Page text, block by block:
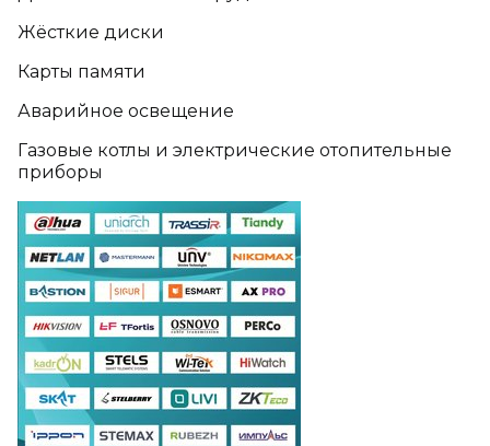
Жёсткие диски
Карты памяти
Аварийное освещение
Газовые котлы и электрические отопительные
приборы